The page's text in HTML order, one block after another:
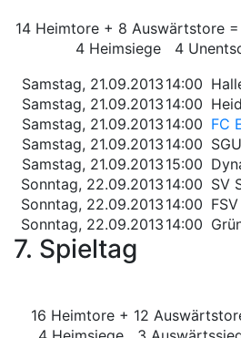
14 Heimtore + 8 Auswärtstore
4 Heimsiege 4
Samstag, 21.09.2013 14:00
Samstag, 21.09.2013 14:00
Samstag, 21.09.2013 14:00 FC
Samstag, 21.09.2013 14:00
Samstag, 21.09.2013 15:00
Sonntag, 22.09.2013 14:00 SV
Sonntag, 22.09.2013 14:00
Sonntag, 22.09.2013 14:00
7. Spieltag
16 Heimtore + 12